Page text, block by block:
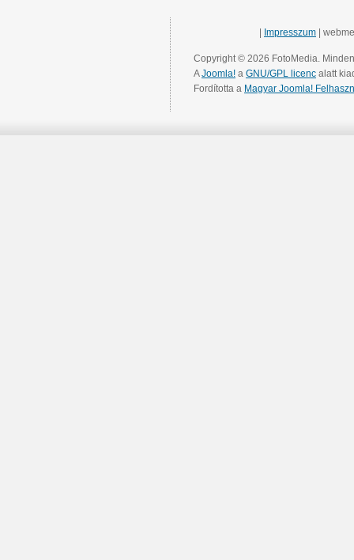
Impresszum |
Copyright © 2026 FotoMedia.
AJoomla! a GNU/GPL licenc alatt
Fordította a Magyar Joomla!